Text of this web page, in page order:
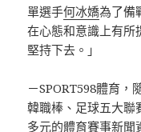
單選手何冰嬌為了備
在心態和意識上有所
堅持下去。」
－SPORT598體育
韓職棒、足球五大聯
多元的體育賽事新聞